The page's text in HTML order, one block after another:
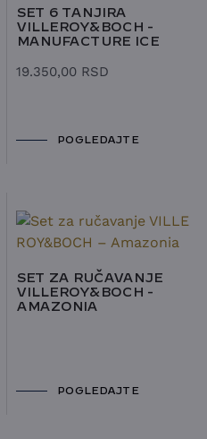
SET 6 TANJIRA
VILLEROY&BOCH -
MANUFACTURE ICE
19.350,00 RSD
POGLEDAJTE
SET ZA RUČAVANJE
VILLEROY&BOCH -
AMAZONIA
POGLEDAJTE